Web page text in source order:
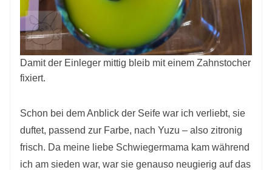
Damit der Einleger mittig bleib mit einem Zahnstocher
fixiert.
Schon bei dem Anblick der Seife war ich verliebt, sie
duftet, passend zur Farbe, nach Yuzu – also zitronig
frisch. Da meine liebe Schwiegermama kam während
ich am sieden war, war sie genauso neugierig auf das